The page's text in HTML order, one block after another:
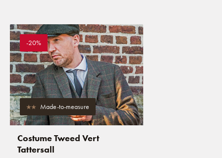
-20%
Made-to-measure
Costume Tweed Vert
Tattersall